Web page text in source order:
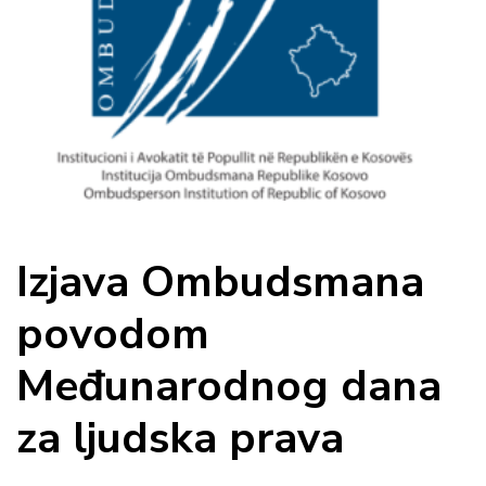
Izjava Ombudsmana
povodom
Međunarodnog dana
za ljudska prava